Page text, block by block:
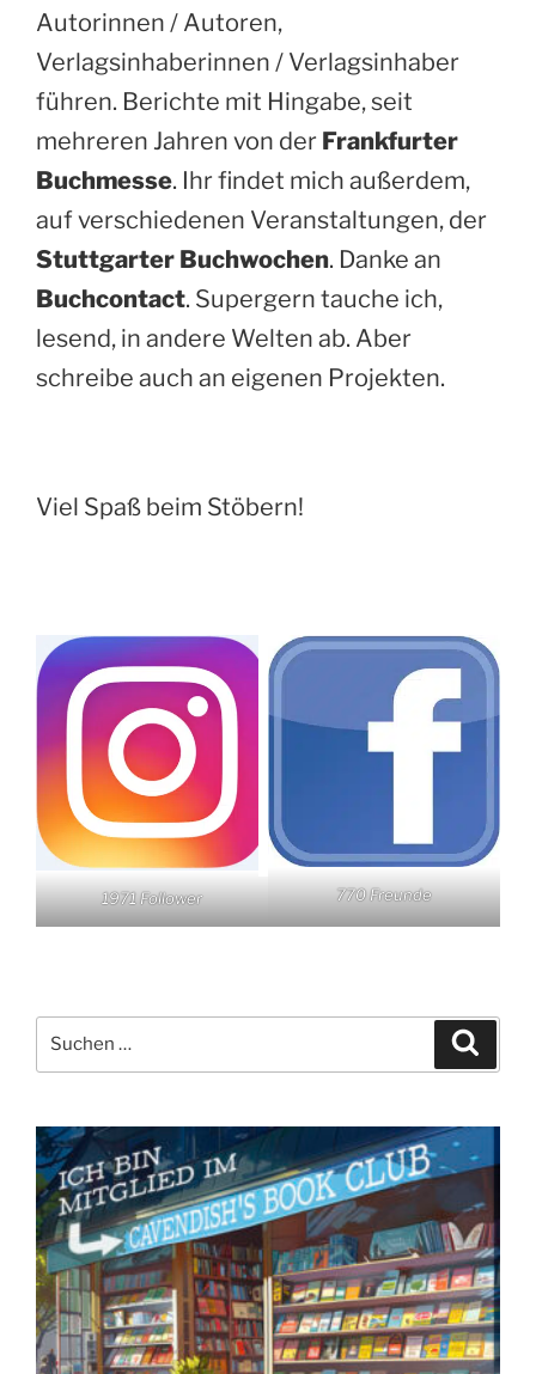
Autorinnen / Autoren,
Verlagsinhaberinnen / Verlagsinhaber
führen. Berichte mit Hingabe, seit
mehreren Jahren von der Frankfurter
Buchmesse. Ihr findet mich außerdem,
auf verschiedenen Veranstaltungen, der
Stuttgarter Buchwochen. Danke an
Buchcontact. Supergern tauche ich,
lesend, in andere Welten ab. Aber
schreibe auch an eigenen Projekten.
Viel Spaß beim Stöbern!
1971 Follower 770 Freunde
nach: